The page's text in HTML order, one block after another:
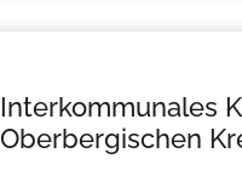
Interkommunales
Oberbergischen